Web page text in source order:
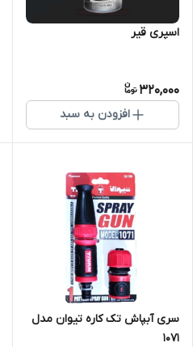
اسپری قیر
320,000
افزودن به سبد
سری آبپاش تک کاره تیوان مدل
1071